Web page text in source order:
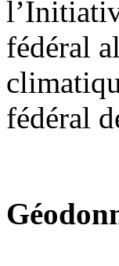
fédéral
fédéral